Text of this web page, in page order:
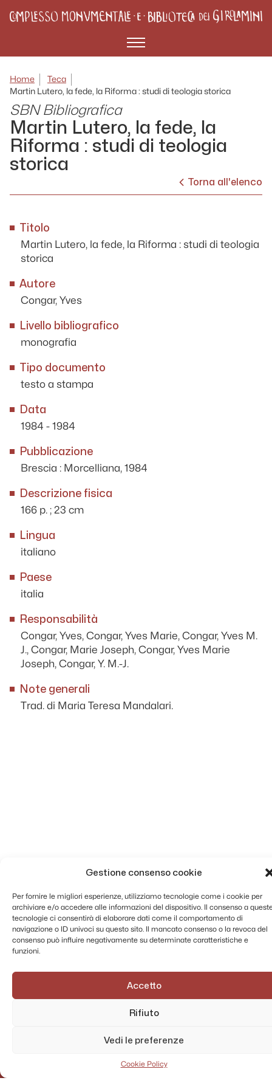
Gestione consenso cookie
Per fornire le migliori esperienze, utilizziamo tecnologie come i cookie per
archiviare e/o accedere alle informazioni del dispositivo. Il consenso a
tecnologie ci consentirà di elaborare dati come il comportamento di
navigazione o ID univoci su questo sito. Il mancato consenso o la revoca del
consenso può influire negativamente su determinate caratteristiche e
funzioni.
Accetto
Rifiuto
Vedi le preferenze
Cookie Policy
Menù
Home
Teca
Martin Lutero, la fede, la Riforma : studi di teologia storica
SBN Bibliografica
Martin Lutero, la fede, la
Riforma : studi di teologia
storica
Torna all'elenco
Titolo
Martin Lutero, la fede, la Riforma : studi di teologia
storica
Autore
Congar, Yves
Livello bibliografico
monografia
Tipo documento
testo a stampa
Data
1984 - 1984
Pubblicazione
Brescia : Morcelliana, 1984
Descrizione fisica
166 p. ; 23 cm
Lingua
italiano
Paese
italia
Responsabilità
Congar, Yves, Congar, Yves Marie, Congar, Yves M.
J., Congar, Marie Joseph, Congar, Yves Marie
Joseph, Congar, Y. M.-J.
Note generali
Trad. di Maria Teresa Mandalari.